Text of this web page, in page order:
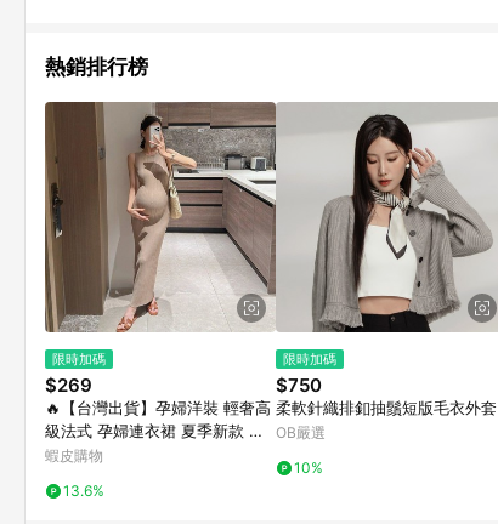
熱銷排行榜
限時加碼
$269
🔥【台灣出貨】孕婦洋裝 輕奢高
級法式 孕婦連衣裙 夏季新款 氣
質 修身 潮媽遮肉 精緻針織長裙
蝦皮購物
13.6%
限時加碼
$750
柔軟針織排釦抽鬚短版毛衣外套
OB嚴選
10%